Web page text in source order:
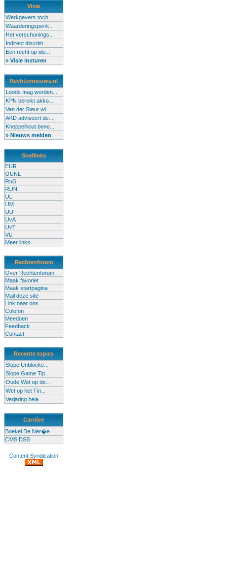
Visie
Werkgevers toch ...
Waarderingsperik...
Het verschonings...
Indirect discrim...
Een recht op ide...
» Visie insturen
Rechtennieuws.nl
Loods mag worden...
KPN bereikt akko...
Van der Steur wi...
AKD adviseert de...
Kneppelhout beno...
» Nieuws melden
Snellinks
EUR
OUNL
RuG
RUN
UL
UM
UU
UvA
UvT
VU
Meer links
Rechtenforum
Over Rechtenforum
Maak favoriet
Maak startpagina
Mail deze site
Link naar ons
Colofon
Meedoen
Feedback
Contact
Recente topics
Slope Unblocke...
Slope Game Tip...
Oude Wet op de...
Wet op het Fin...
Verjaring bela...
Carrière
Boekel De Ner�e
CMS DSB
Content Syndication